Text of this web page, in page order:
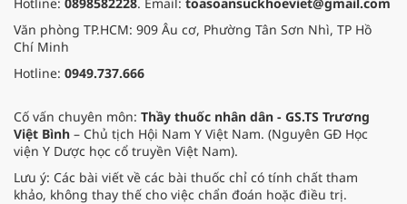
Văn phòng TP.HCM: 909 Âu cơ, Phường Tân Sơn Nhì, TP Hồ
Chí Minh
Hotline: 0949.737.666
Cố vấn chuyên môn: Thầy thuốc nhân dân - GS.TS Trương
Việt Bình – Chủ tịch Hội Nam Y Việt Nam. (Nguyên GĐ Học
viện Y Dược học cổ truyền Việt Nam).
Lưu ý: Các bài viết về các bài thuốc chỉ có tính chất tham
khảo, không thay thế cho việc chẩn đoán hoặc điều trị.